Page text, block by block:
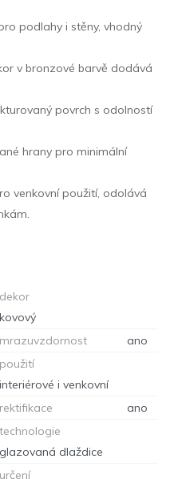
podlahy i stěny, vhodný
v bronzové barvě dodává
povrch s odolností
hrany pro minimální
venkovní použití, odolává
dekor
kovový
mrazuvzdornost
ano
použití
interiérové i venkovní
rektifikace
ano
technologie
glazovaná dlaždice
určení